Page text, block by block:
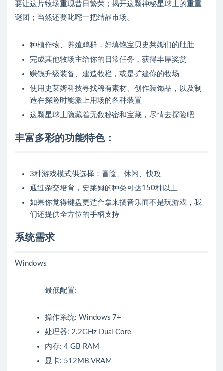
要让这片牧场重现昔日繁荣；揭开这颗神秘星球上的重重
谜团；当然还要叱咤一把结晶市场。
种植作物、养殖鸡群，好填饱宝贝史莱姆们的肚肚
完成其他牧场主给你的日常任务，获得丰厚奖赏
赚钱升级装备、建造牧栏，或是扩建你的牧场
使用史莱姆科技寻找稀有素材、创作装饰品，以及制
造在探险时能派上用场的各种装置
这颗星球上隐藏着无数秘密和宝藏，尽情去探险吧
丰富多彩的功能特色：
3种游戏模式供选择：冒险、休闲、快攻
通过杂交培育，史莱姆的种类可达150种以上
如果你觉得键盘更适合拿来搞音乐而不是玩游戏，我
们还提供全方位的手柄支持
系统需求
Windows
最低配置:
操作系统: Windows 7+
处理器: 2.2GHz Dual Core
内存: 4 GB RAM
显卡: 512MB VRAM